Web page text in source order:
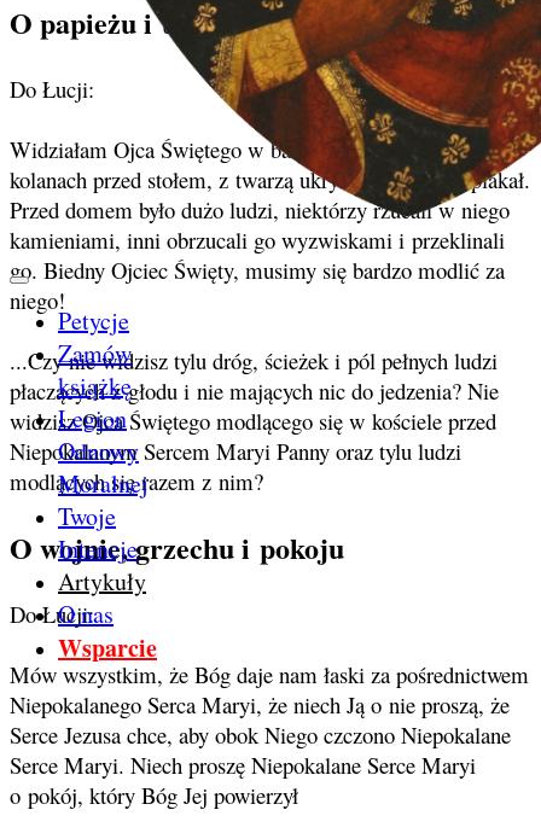
Petycje
Zamów
książkę
Legion
Odnowy
Moralnej
Twoje
Intencje
Artykuły
O nas
Wsparcie
O papieżu i uciśnionych narodach
Do Łucji:
Widziałam Ojca Świętego w bardzo dużym domu, na
kolanach przed stołem, z twarzą ukrytą w dłoniach, płakał.
Przed domem było dużo ludzi, niektórzy rzucali w niego
kamieniami, inni obrzucali go wyzwiskami i przeklinali
go. Biedny Ojciec Święty, musimy się bardzo modlić za
niego!
...Czy nie widzisz tylu dróg, ścieżek i pól pełnych ludzi
płaczących z głodu i nie mających nic do jedzenia? Nie
widzisz Ojca Świętego modlącego się w kościele przed
Niepokalanym Sercem Maryi Panny oraz tylu ludzi
modlących się razem z nim?
O wojnie, grzechu i pokoju
Do Łucji:
Mów wszystkim, że Bóg daje nam łaski za pośrednictwem
Niepokalanego Serca Maryi, że niech Ją o nie proszą, że
Serce Jezusa chce, aby obok Niego czczono Niepokalane
Serce Maryi. Niech proszę Niepokalane Serce Maryi
o pokój, który Bóg Jej powierzył